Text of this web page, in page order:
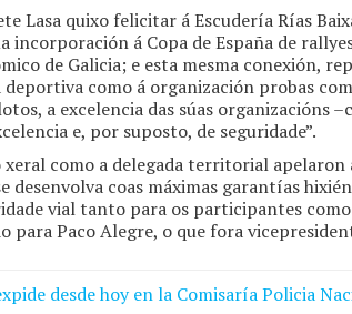
Lasa quixo felicitar á Escudería Rías
incorporación á Copa de España de
de Galicia; e esta mesma conexión,
como á organización probas
a excelencia das súas organizacións
e, por suposto, de seguridade”.
como a delegada territorial
desenvolva coas máximas garantías
vial tanto para os participantes
para Paco Alegre, o que fora
desde hoy en la Comisaría Policia